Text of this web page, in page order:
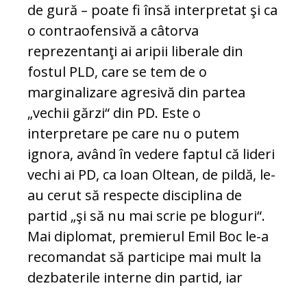
de gură – poate fi însă interpretat şi ca
o contraofensivă a câtorva
reprezentanţi ai aripii liberale din
fostul PLD, care se tem de o
marginalizare agresivă din partea
„vechii gărzi“ din PD. Este o
interpretare pe care nu o putem
ignora, având în vedere faptul că lideri
vechi ai PD, ca Ioan Oltean, de pildă, le-
au cerut să respecte disciplina de
partid „şi să nu mai scrie pe bloguri“.
Mai diplomat, premierul Emil Boc le-a
recomandat să participe mai mult la
dezbaterile interne din partid, iar